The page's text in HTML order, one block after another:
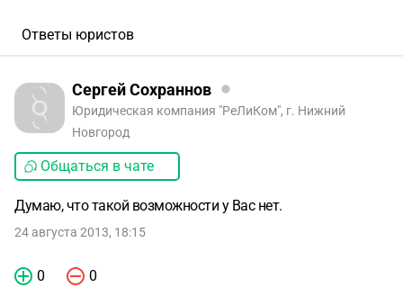
Ответы юристов
Сергей Сохраннов
Юридическая компания "РеЛиКом", г. Нижний
Новгород
Общаться в чате
Думаю, что такой возможности у Вас нет.
24 августа 2013, 18:15
0 0